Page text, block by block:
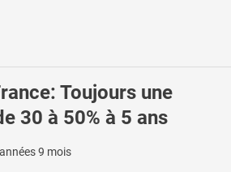
Toujours une
30 à 50% à 5 ans
9 mois